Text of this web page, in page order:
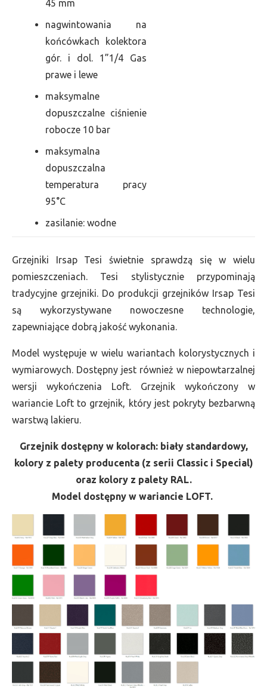
45 mm
nagwintowania na
końcówkach kolektora
gór. i dol. 1”1/4 Gas
prawe i lewe
maksymalne
dopuszczalne ciśnienie
robocze 10 bar
maksymalna
dopuszczalna
temperatura pracy
95°C
zasilanie: wodne
Grzejniki Irsap Tesi świetnie sprawdzą się w wielu
pomieszczeniach. Tesi stylistycznie przypominają
tradycyjne grzejniki. Do produkcji grzejników Irsap Tesi
są wykorzystywane nowoczesne technologie,
zapewniające dobrą jakość wykonania.
Model występuje w wielu wariantach kolorystycznych i
wymiarowych. Dostępny jest również w niepowtarzalnej
wersji wykończenia Loft. Grzejnik wykończony w
wariancie Loft to grzejnik, który jest pokryty bezbarwną
warstwą lakieru.
Grzejnik dostępny w kolorach: biały standardowy,
kolory z palety producenta (z serii Classic i Special)
oraz kolory z palety RAL.
Model dostępny w wariancie LOFT.